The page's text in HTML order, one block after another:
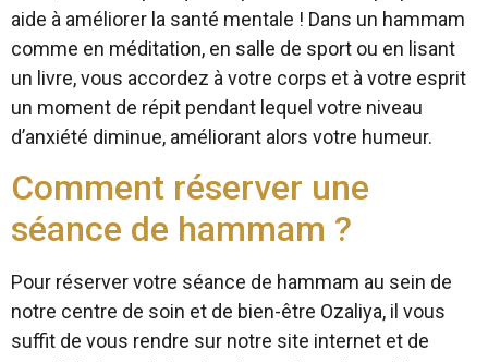
aide à améliorer la santé mentale ! Dans un hammam
comme en méditation, en salle de sport ou en lisant
un livre, vous accordez à votre corps et à votre esprit
un moment de répit pendant lequel votre niveau
d’anxiété diminue, améliorant alors votre humeur.
Comment réserver une
séance de hammam ?
Pour réserver votre séance de hammam au sein de
notre centre de soin et de bien-être Ozaliya, il vous
suffit de vous rendre sur notre site internet et de